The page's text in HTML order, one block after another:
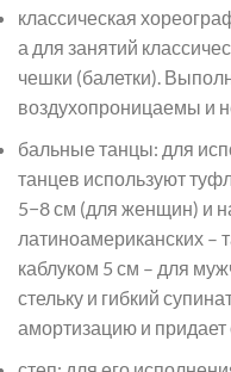
классическая
а для занятий
чешки (балетки).
воздухопроницаемы и
бальные танцы: для
танцев используют
5−8 см (для женщин) и
латиноамериканских –
каблуком 5 см – для
стельку и гибкий
амортизацию и